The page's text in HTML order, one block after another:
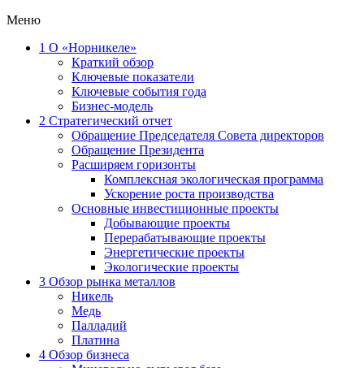
Меню
1 О «Норникеле»
Краткий обзор
Ключевые показатели
Ключевые события года
Бизнес-модель
2 Стратегический отчет
Обращение Председателя Совета директоров
Обращение Президента
Расширяем горизонты
Комплексная экологическая программа
Ускорение роста производства
Основные инвестиционные проекты
Добывающие проекты
Перерабатывающие проекты
Энергетические проекты
Экологические проекты
3 Обзор рынка металлов
Никель
Медь
Палладий
Платина
4 Обзор бизнеса